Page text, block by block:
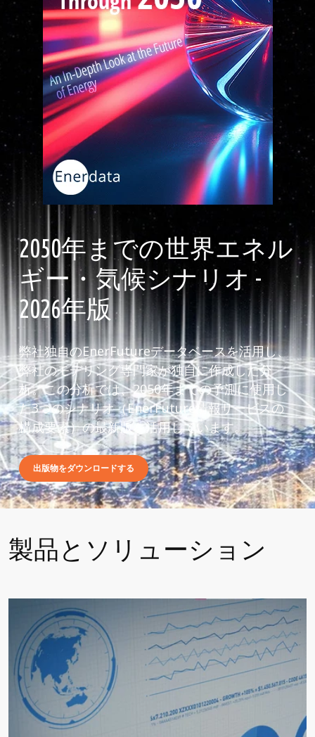
2050年までの世界エネル
ギー・気候シナリオ -
2026年版
弊社独自のEnerFutureデータベースを活用し、
弊社のモデリング専門家が独自に作成した分
析。この分析では、2050年までの予測に使用し
た3つのシナリオ（EnerFuture情報サービスの
構成要素）の最新版を活用しています。
出版物をダウンロードする
製品とソリューション